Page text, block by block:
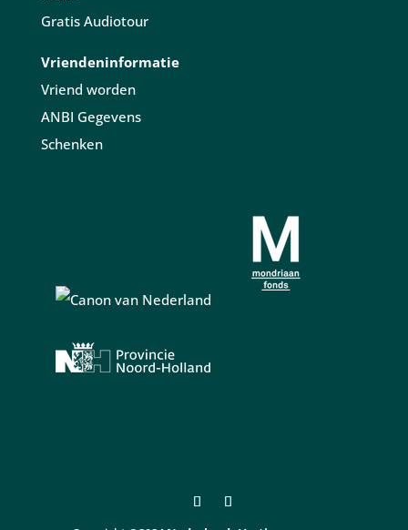
Gratis Audiotour
Vriendeninformatie
Vriend worden
ANBI Gegevens
Schenken